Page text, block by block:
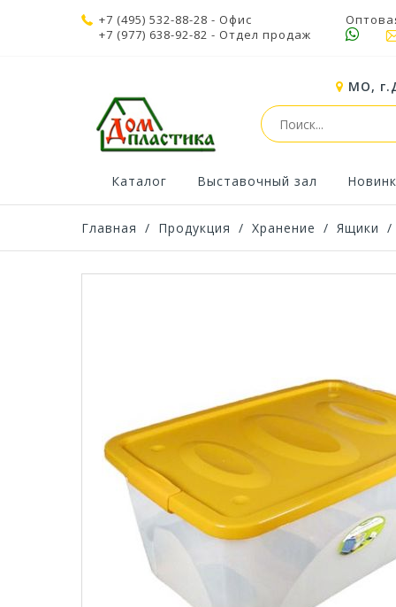
+7 (495) 532-88-28 - Офис
+7 (977) 638-92-82 - Отдел продаж
МО,
Каталог Выставочный зал
Главная / Продукция / Хранение / Ящики /